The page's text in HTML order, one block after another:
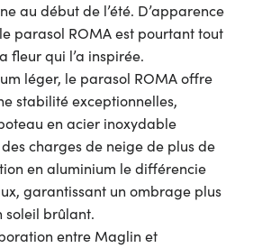
au début de l’été. D’apparence
parasol ROMA est pourtant tout
fleur qui l’a inspirée.
léger, le parasol ROMA offre
stabilité exceptionnelles,
en acier inoxydable
charges de neige de plus de
en aluminium le différencie
garantissant un ombrage plus
soleil brûlant.
entre Maglin et